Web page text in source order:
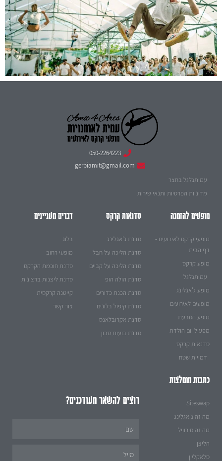
050-2264223
gerbiamit@gmail.com
עמיתגלגל בחצר
מדיניות הפרטיות ותנאי שירות
מופעים להזמנה
מופעי קרקס לאירועים -
דף הבית
מופע קרקס
עמיתגלגל
מופע ג'אגלינג
מופעים לאירועים
מופע הטבעת
מפעיל יום הולדת
סדנאות קרקס
דמויות שטח
סדנאות קרקס
סדנת ג'אגלינג
סדנת הליכה על חבל
סדנת הליכה על קביים
סדנת הולה הופ
סדנת הכנת כדורים
סדנת קיפול בלונים
סדנת אקרובלאנס
סדנת בועות סבון
דברים מעניינים
בלוג
מופעי רחוב
סדנת חוכמת הקרקס
סדנת ליצנות ברצינות
קייטנה קרקסית
צור קשר
כתבות מומלצות
Siteswap
מה זה ג'אגלינג
מה זה סירוויל
הליצן
סלאקליין
רוצים להשאר מעודכנים?